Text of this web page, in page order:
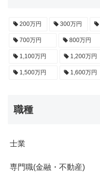
200万円 300万円
700万円 800万円
1,100万円 1,200万円
1,500万円 1,600万円
職種
士業
専門職(金融・不動産)